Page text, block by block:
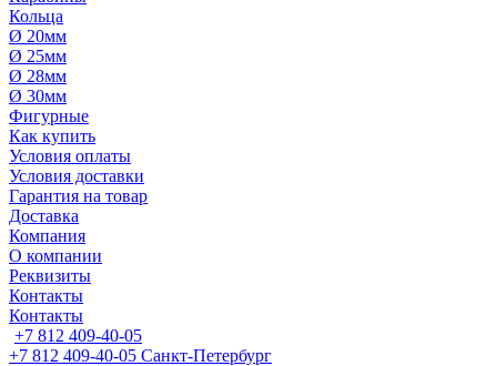
Кольца
Ø 20мм
Ø 25мм
Ø 28мм
Ø 30мм
Фигурные
Как купить
Условия оплаты
Условия доставки
Гарантия на товар
Доставка
Компания
О компании
Реквизиты
Контакты
Контакты
+7 812 409-40-05
+7 812 409-40-05 Санĸт-Петербург